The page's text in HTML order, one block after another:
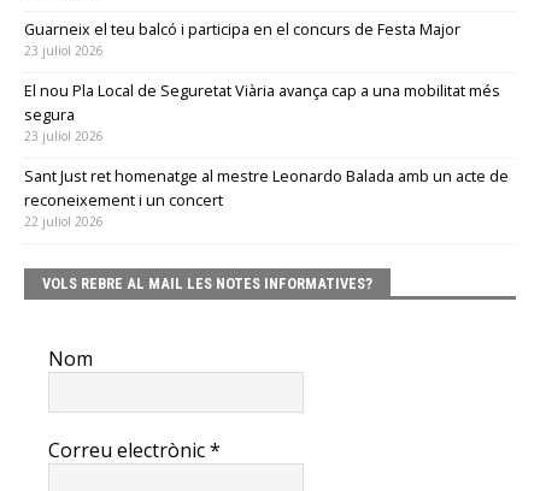
Guarneix el teu balcó i participa en el concurs de Festa Major
23 juliol 2026
El nou Pla Local de Seguretat Viària avança cap a una mobilitat més
segura
23 juliol 2026
Sant Just ret homenatge al mestre Leonardo Balada amb un acte de
reconeixement i un concert
22 juliol 2026
VOLS REBRE AL MAIL LES NOTES INFORMATIVES?
Nom
Correu electrònic*